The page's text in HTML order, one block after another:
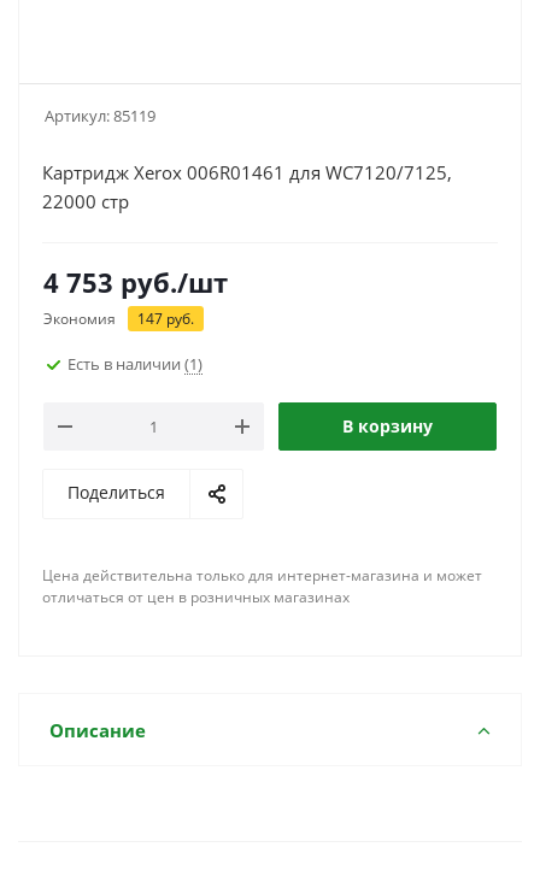
Артикул:85119
Картридж Xerox 006R01461 для WC7120/7125,
22000 стр
4 753 руб./шт
Экономия 147 руб.
Есть в наличии (1)
В корзину
Поделиться
Цена действительна только для интернет-магазина и может
отличаться от цен в розничных магазинах
Описание